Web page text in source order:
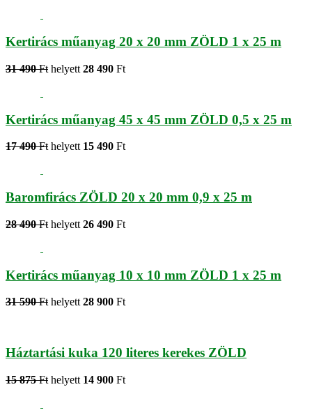
Kertirács műanyag 20 x 20 mm ZÖLD 1 x 25 m
31 490 Ft helyett 28 490 Ft
Kertirács műanyag 45 x 45 mm ZÖLD 0,5 x 25 m
17 490 Ft helyett 15 490 Ft
Baromfirács ZÖLD 20 x 20 mm 0,9 x 25 m
28 490 Ft helyett 26 490 Ft
Kertirács műanyag 10 x 10 mm ZÖLD 1 x 25 m
31 590 Ft helyett 28 900 Ft
Háztartási kuka 120 literes kerekes ZÖLD
15 875 Ft helyett 14 900 Ft